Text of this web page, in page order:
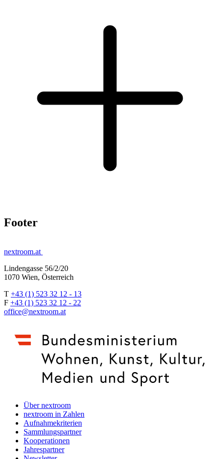
Footer
nextroom.at
Lindengasse 56/2/20
1070 Wien, Österreich
T +43 (1) 523 32 12 - 13
F +43 (1) 523 32 12 - 22
office@nextroom.at
Über nextroom
nextroom in Zahlen
Aufnahmekriterien
Sammlungspartner
Kooperationen
Jahrespartner